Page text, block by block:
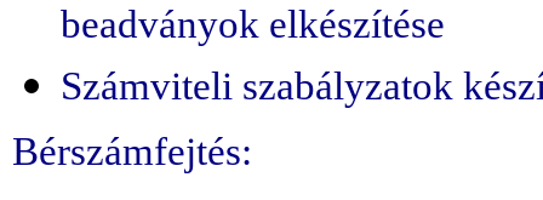
beadványok elkészítése
Számviteli szabályzatok
Bérszámfejtés: